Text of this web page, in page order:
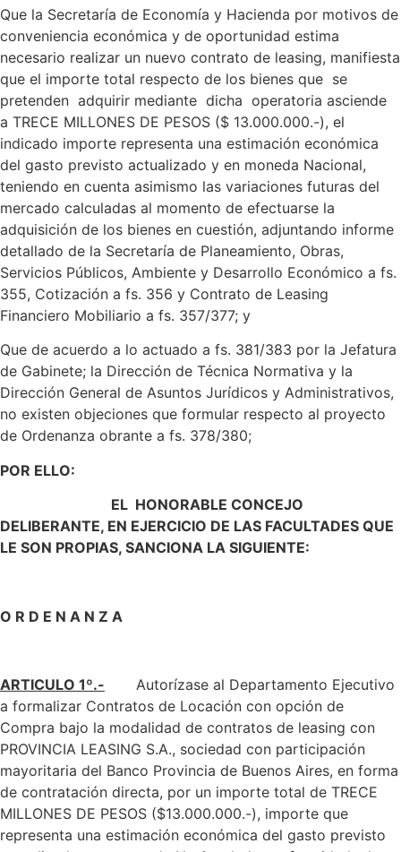
Que la Secretaría de Economía y Hacienda por motivos de
conveniencia económica y de oportunidad estima
necesario realizar un nuevo contrato de leasing, manifiesta
que el importe total respecto de los bienes que se
pretenden adquirir mediante dicha operatoria asciende
a TRECE MILLONES DE PESOS ($ 13.000.000.-), el
indicado importe representa una estimación económica
del gasto previsto actualizado y en moneda Nacional,
teniendo en cuenta asimismo las variaciones futuras del
mercado calculadas al momento de efectuarse la
adquisición de los bienes en cuestión, adjuntando informe
detallado de la Secretaría de Planeamiento, Obras,
Servicios Públicos, Ambiente y Desarrollo Económico a fs.
355, Cotización a fs. 356 y Contrato de Leasing
Financiero Mobiliario a fs. 357/377; y
Que de acuerdo a lo actuado a fs. 381/383 por la Jefatura
de Gabinete; la Dirección de Técnica Normativa y la
Dirección General de Asuntos Jurídicos y Administrativos,
no existen objeciones que formular respecto al proyecto
de Ordenanza obrante a fs. 378/380;
POR ELLO:
EL HONORABLE CONCEJO
DELIBERANTE, EN EJERCICIO DE LAS FACULTADES QUE
LE SON PROPIAS, SANCIONA LA SIGUIENTE:
O R D E N A N Z A
ARTICULO 1º.- Autorízase al Departamento Ejecutivo
a formalizar Contratos de Locación con opción de
Compra bajo la modalidad de contratos de leasing con
PROVINCIA LEASING S.A., sociedad con participación
mayoritaria del Banco Provincia de Buenos Aires, en forma
de contratación directa, por un importe total de TRECE
MILLONES DE PESOS ($13.000.000.-), importe que
representa una estimación económica del gasto previsto